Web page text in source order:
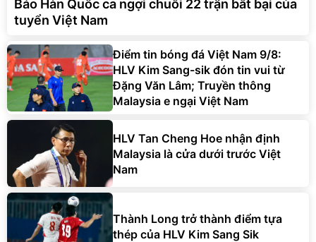
Báo Hàn Quốc ca ngợi chuỗi 22 trận bất bại của
tuyển Việt Nam
Điểm tin bóng đá Việt Nam 9/8:
HLV Kim Sang-sik đón tin vui từ
Đặng Văn Lâm; Truyền thông
Malaysia e ngại Việt Nam
HLV Tan Cheng Hoe nhận định
Malaysia là cửa dưới trước Việt
Nam
Thành Long trở thành điểm tựa
thép của HLV Kim Sang Sik